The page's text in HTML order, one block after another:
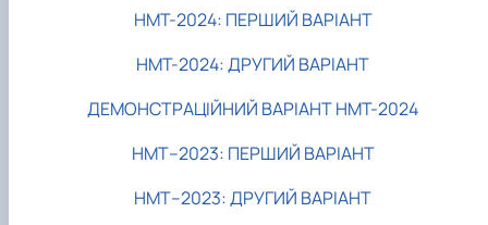
НМТ-2024: ПЕРШИЙ ВАРІАНТ
НМТ-2024: ДРУГИЙ ВАРІАНТ
ДЕМОНСТРАЦІЙНИЙ ВАРІАНТ НМТ-2024
НМТ–2023: ПЕРШИЙ ВАРІАНТ
НМТ–2023: ДРУГИЙ ВАРІАНТ